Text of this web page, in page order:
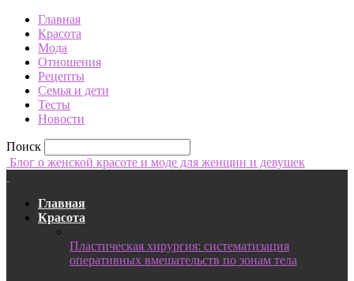
Главная
Красота
Мода
Отношения
Рецепты
Семья и дети
Тесты
Новости
Поиск
Блог о женской красоте и моде для женщин и девушек
Главная
Красота
Пластическая хирургия: систематизация
оперативных вмешательств по зонам тела